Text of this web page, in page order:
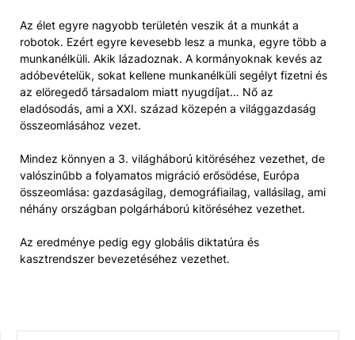
Az élet egyre nagyobb területén veszik át a munkát a
robotok. Ezért egyre kevesebb lesz a munka, egyre több a
munkanélküli. Akik lázadoznak. A kormányoknak kevés az
adóbevételük, sokat kellene munkanélküli segélyt fizetni és
az elöregedő társadalom miatt nyugdíjat… Nő az
eladósodás, ami a XXI. század közepén a világgazdaság
összeomlásához vezet.
Mindez könnyen a 3. világháború kitöréséhez vezethet, de
valószinűbb a folyamatos migráció erősödése, Európa
összeomlása: gazdaságilag, demográfiailag, vallásilag, ami
néhány országban polgárháború kitöréséhez vezethet.
Az eredménye pedig egy globális diktatúra és
kasztrendszer bevezetéséhez vezethet.